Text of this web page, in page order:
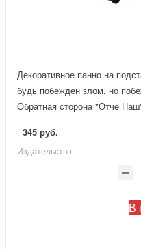
Декоративное панно на
будь побежден злом, но
Обратная сторона "Отче
345 руб.
Издательство
В